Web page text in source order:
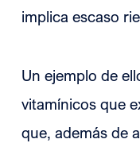
implica escaso
Un ejemplo de
vitamínicos que
que, además de